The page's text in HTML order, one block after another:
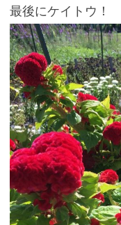
最後にケイトウ！